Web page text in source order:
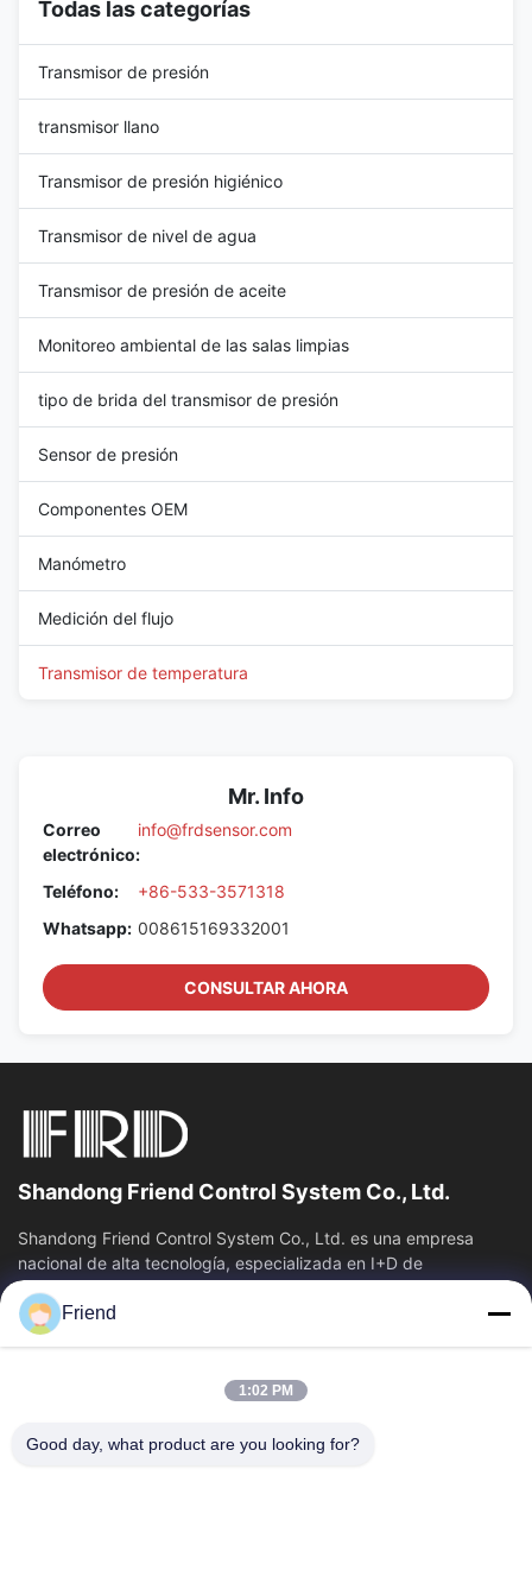
temperature collection, ...
Todas las categorías
Transmisor de presión
transmisor llano
Transmisor de presión higiénico
Transmisor de nivel de agua
Transmisor de presión de aceite
Monitoreo ambiental de las salas limpias
tipo de brida del transmisor de presión
Sensor de presión
Componentes OEM
Manómetro
Medición del flujo
Transmisor de temperatura
Mr. Info
Correo
electrónico:
info@frdsensor.com
Teléfono:
+86-533-3571318
Whatsapp: 008615169332001
CONSULTAR AHORA
Shandong Friend Control System Co., Ltd.
Shandong Friend Control System Co., Ltd. es una empresa
nacional de alta tecnología, especializada en I+D de
instrumentación, fabricación y...
Vínculos Rápidos
Sobre Nosotros
Visita A La Fábrica
Control De Calidad
Friend
1:02 PM
Good day, what product are you looking for?